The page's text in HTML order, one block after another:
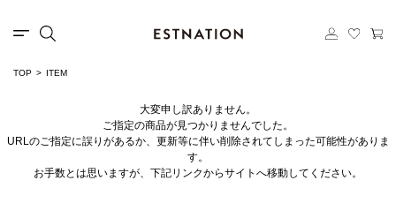
TOP ITEM
大変申し訳ありません。
ご指定の商品が見つかりませんでした。
URLのご指定に誤りがあるか、更新等に伴い削除されてしまった可能性がありま
す。
お手数とは思いますが、下記リンクからサイトへ移動してください。